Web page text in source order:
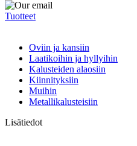
Tuotteet
Oviin ja kansiin
Laatikoihin ja hyllyihin
Kalusteiden alaosiin
Kiinnityksiin
Muihin
Metallikalusteisiin
Lisätiedot